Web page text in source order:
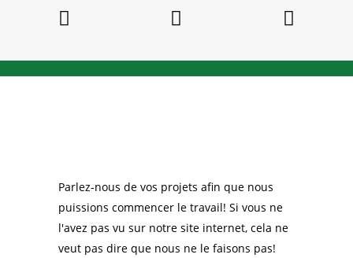
Parlez-nous de vos projets afin que nous
puissions commencer le travail! Si vous ne
l'avez pas vu sur notre site internet, cela ne
veut pas dire que nous ne le faisons pas!